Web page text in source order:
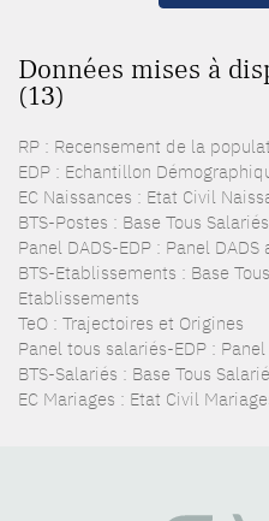
Données mises à
(13)
RP : Recensement de la
EDP : Echantillon
EC Naissances : Etat Civil
BTS-Postes : Base Tous
Panel DADS-EDP : Panel DADS
BTS-Etablissements : Base
Etablissements
TeO : Trajectoires et Origines
Panel tous salariés-EDP :
BTS-Salariés : Base Tous
EC Mariages : Etat Civil